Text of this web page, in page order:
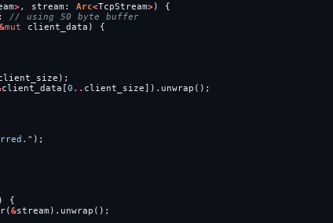
>, stream: Arc<TcpStream>)
{
// using 50 byte buffer
&mut client_data)
{
client_data[0 .. client_size]).unwrap();
" );
{
&stream).unwrap();